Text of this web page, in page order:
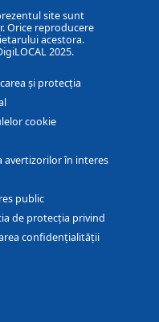
site sunt
Orice reproducere
acestora.
2025.
și protecția
cookie
în interes
public
de protecția privind
confidențialității